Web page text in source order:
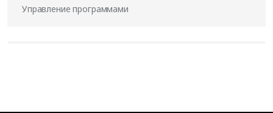
Управление программами